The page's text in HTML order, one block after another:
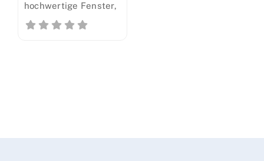
hochwertige Fenster,